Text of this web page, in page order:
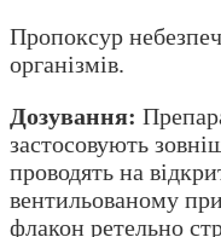
Пропоксур
організмів.
Дозування:
застосовують
проводять на
вентильованому
флакон ретельно